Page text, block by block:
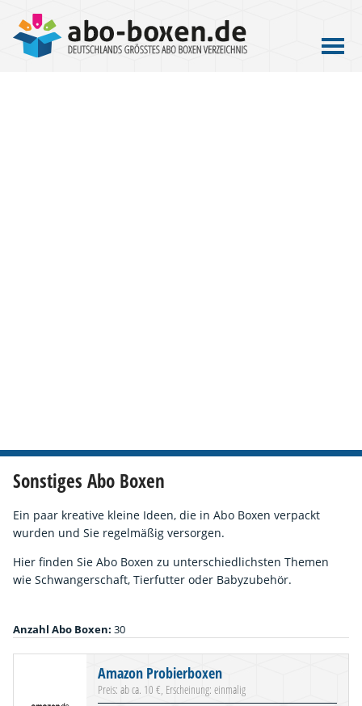
Sonstiges Abo Boxen
Ein paar kreative kleine Ideen, die in Abo Boxen verpackt
wurden und Sie regelmäßig versorgen.
Hier finden Sie Abo Boxen zu unterschiedlichsten Themen
wie Schwangerschaft, Tierfutter oder Babyzubehör.
Anzahl Abo Boxen: 30
Amazon Probierboxen
Preis: ab ca. 10 €, Erscheinung: einmalig